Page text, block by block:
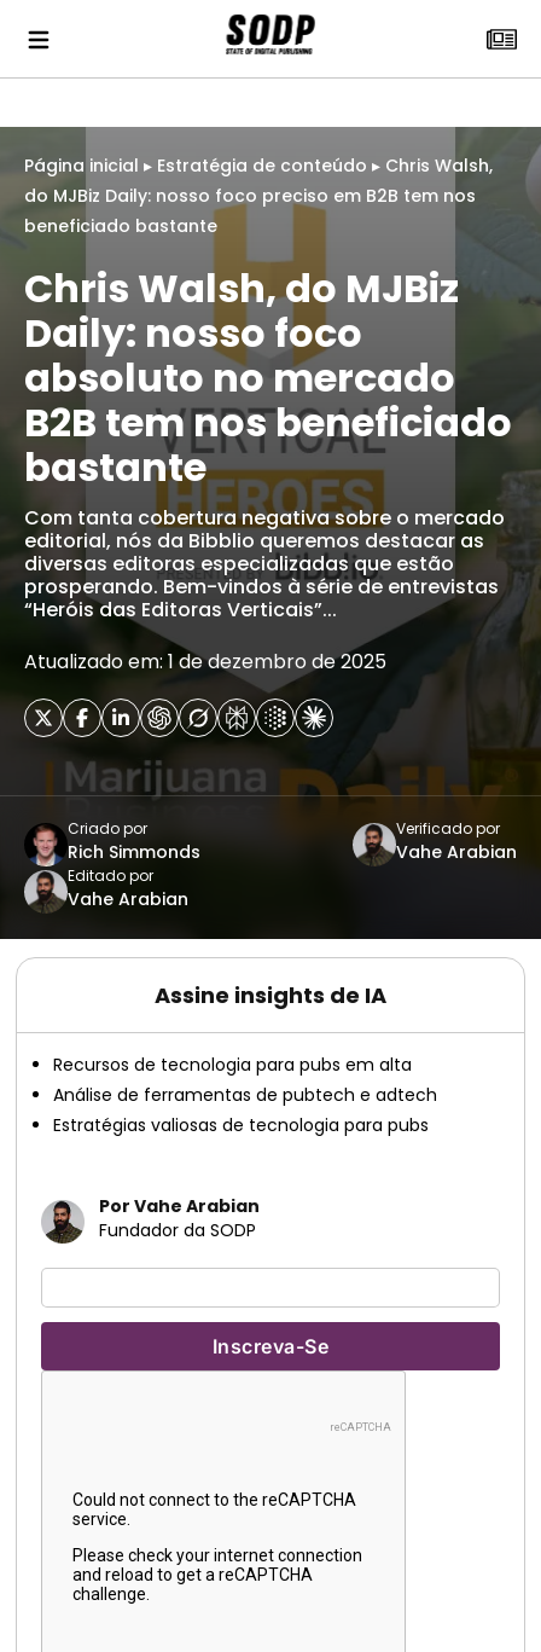
Página inicial ▸ Estratégia de conteúdo ▸ Chris Walsh,
do MJBiz Daily: nosso foco preciso em B2B tem nos
beneficiado bastante
Chris Walsh, do MJBiz
Daily: nosso foco
absoluto no mercado
B2B tem nos beneficiado
bastante
Com tanta cobertura negativa sobre o mercado
editorial, nós da Bibblio queremos destacar as
diversas editoras especializadas que estão
prosperando. Bem-vindos à série de entrevistas
“Heróis das Editoras Verticais”...
Atualizado em: 1 de dezembro de 2025
Criado por
Rich Simmonds
Verificado por
Vahe Arabian
Editado por
Vahe Arabian
Assine insights de IA
Recursos de tecnologia para pubs em alta
Análise de ferramentas de pubtech e adtech
Estratégias valiosas de tecnologia para pubs
Por Vahe Arabian
Fundador da SODP